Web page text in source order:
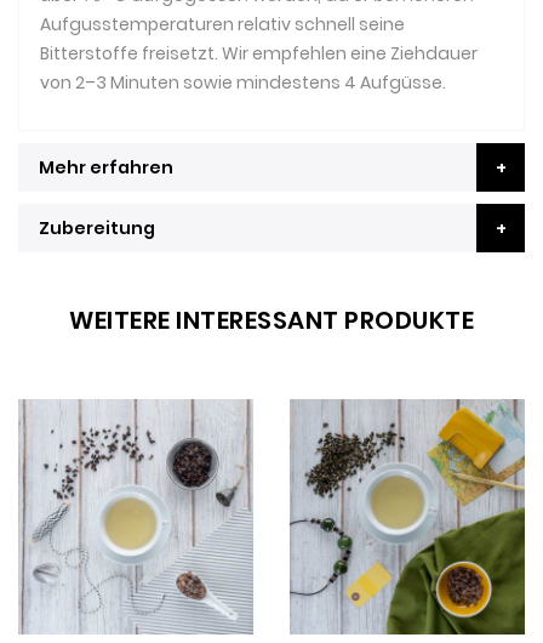
Aufgusstemperaturen relativ schnell seine
Bitterstoffe freisetzt. Wir empfehlen eine Ziehdauer
von 2–3 Minuten sowie mindestens 4 Aufgüsse.
Mehr erfahren
Zubereitung
WEITERE INTERESSANT PRODUKTE